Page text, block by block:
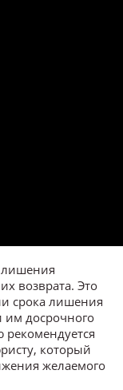
лишения
возврата. Это
срока лишения
им досрочного
который
желаемого